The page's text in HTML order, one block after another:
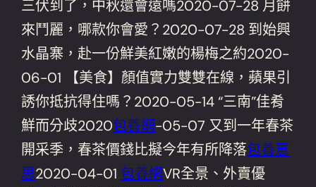
三伏到了，中秋還會遠嗎2020-07-28 月餅
來鬥麗，哪款你會愛？2020-07-28 到始興
水晶寨，赴一份鮮美紅嫩的楊梅之約2020-
06-01 【美食】顏值實力雙雙在線，蘋果引
誘你抵抗得住嗎？2020-05-14 “三南”佳肴
鮮而分歧2020包養網-05-07 又到一年春茶
開采季，春茶價錢比擬今年有所降落包養意
思2020-04-01 包養網VR全景、外賣優